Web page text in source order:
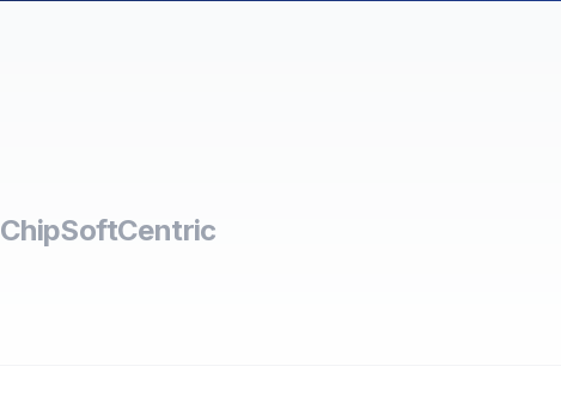
ChipSoftCentric